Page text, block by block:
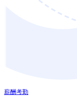
薪酬考勤